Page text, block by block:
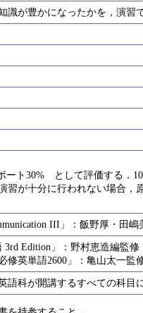
識が豊かになったかを，演習
ト30% として評価する．
習が十分に行われない場合，
III」：飯野厚・田
3rd Edition」：野村恵造編監
修英単語2600」：亀山太一監
語科が開講するすべての科目